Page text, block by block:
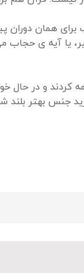
همان دوران
یا آیه ی حجاب
و در حال
جنس بهتر